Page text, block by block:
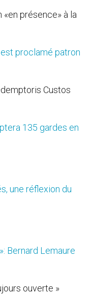
présence» à la
proclamé patron
Custos
135 gardes en
une réflexion du
Bernard Lemaure
ouverte »